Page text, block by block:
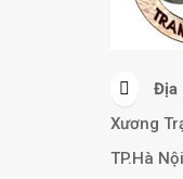
Địa
Xương
TP.Hà